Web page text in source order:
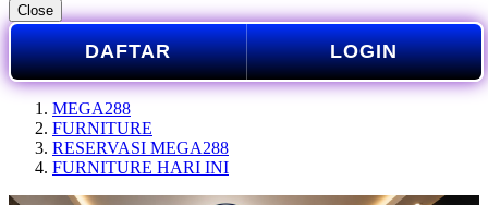
Close
DAFTAR LOGIN
MEGA288
FURNITURE
RESERVASI MEGA288
FURNITURE HARI INI